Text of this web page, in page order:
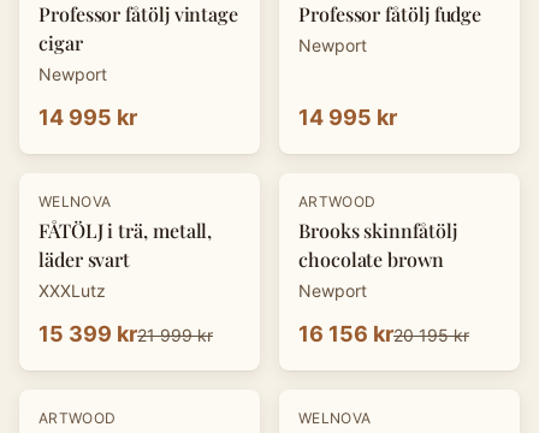
Professor fåtölj vintage
cigar
Newport
14 995 kr
Professor fåtölj fudge
Newport
14 995 kr
-30 %
WELNOVA
FÅTÖLJ i trä, metall,
läder svart
XXXLutz
15 399 kr21 999 kr
-20%
ARTWOOD
Brooks skinnfåtölj
chocolate brown
Newport
16 156 kr20 195 kr
ARTWOOD -30 %
WELNOVA